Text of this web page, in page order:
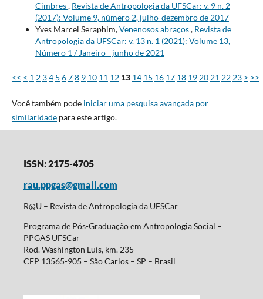
Cimbres, Revista de Antropologia da UFSCar: v. 9 n. 2
(2017): Volume 9, número 2, julho-dezembro de 2017
Yves Marcel Seraphim,Venenosos abraços, Revista de
Antropologia da UFSCar: v. 13 n. 1 (2021): Volume 13,
Número 1 / Janeiro - junho de 2021
<< < 1 2 34 5 678 9 10 11 12 13 14 15 16 17 18 19 20 21 22 23 > >>
Você também pode iniciar uma pesquisa avançada por
similaridadepara este artigo.
ISSN: 2175-4705
rau.ppgas@gmail.com
R@U – Revista de Antropologia da UFSCar
Programa de Pós-Graduação em Antropologia Social –
PPGAS UFSCar
Rod. Washington Luís, km. 235
CEP 13565-905 – São Carlos – SP – Brasil